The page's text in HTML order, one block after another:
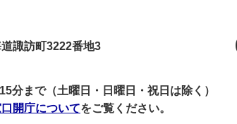
諏訪町3222番地3
分まで（土曜日・日曜日・祝日は除く）
口開庁についてをご覧ください。